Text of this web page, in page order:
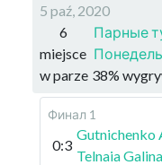
5 paź, 2020
6
miejsce
Парные
w parze 38%
Финал 1
0:3
Gutnichenko
Telnaia Galina